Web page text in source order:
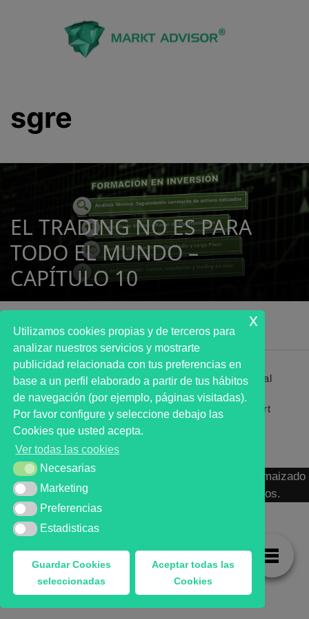
sgre
EL TRADING NO ES PARA
TODO EL MUNDO –
CAPÍTULO 10
Primer analista bursátil automatizado profesional
que ayuda a la decisión | First automated stock
markets analyst software as a desission support
system.
MARKT ADVISOR ® 2016 :: Análisis Bursátil Automaizado
de Activos Cotizados en Mercados Organizados.
Utilizamos cookies propias y de terceros para
analizar nuestros servicios y mostrarte
publicidad relacionada con tus preferencias en
base a un perfil elaborado a partir de tus hábitos
de navegación (por ejemplo, páginas visitadas).
Por favor configure y seleccione debajo las
Cookies que usted acepta.
Ver todas las cookies
NecesariasNecesarias
MarketingMarketing
Preferencias
Preferencias
Estadisticas
Estadisticas
Guardar Cookies
seleccionadas
Aceptar todas las
Cookies
x